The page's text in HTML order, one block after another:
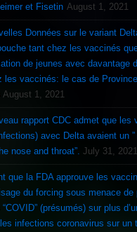
et Fisetin August 1, 2021
Données sur le variant
tant chez les vaccinés
de jeunes avec davantage
les vaccinés: le cas de
August 1, 2021
rapport CDC admet que les
avec Delta avaient un
nose and throat”. July 31, 2021
que la FDA approuve les
du forcing sous menace de
(présumés) sur plus
infections coronavirus sur un